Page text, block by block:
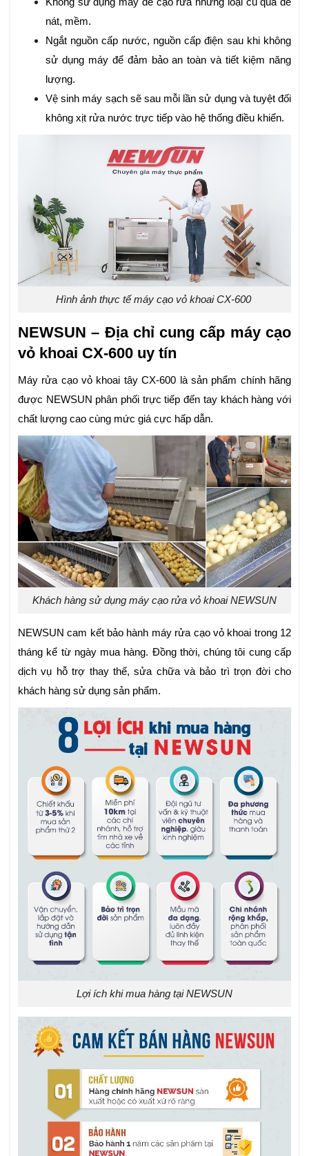
nát, mềm.
Ngắt nguồn cấp nước, nguồn cấp điện sau khi không
sử dụng máy để đảm bảo an toàn và tiết kiệm năng
lượng.
Vệ sinh máy sạch sẽ sau mỗi lần sử dụng và tuyệt đối
không xịt rửa nước trực tiếp vào hệ thống điều khiển.
Hình ảnh thực tế máy cạo vỏ khoai CX-600
NEWSUN – Địa chỉ cung cấp máy cạo
vỏ khoai CX-600 uy tín
Máy rửa cạo vỏ khoai tây CX-600 là sản phẩm chính hãng
được NEWSUN phân phối trực tiếp đến tay khách hàng với
chất lượng cao cùng mức giá cực hấp dẫn.
Khách hàng sử dụng máy cạo rửa vỏ khoai NEWSUN
NEWSUN cam kết bảo hành máy rửa cạo vỏ khoai trong 12
tháng kể từ ngày mua hàng. Đồng thời, chúng tôi cung cấp
dịch vụ hỗ trợ thay thế, sửa chữa và bảo trì trọn đời cho
khách hàng sử dụng sản phẩm.
Lợi ích khi mua hàng tại NEWSUN